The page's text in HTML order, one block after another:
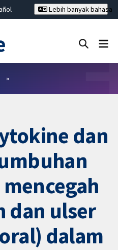
中文
Lebih banyak bahasa
dan
dan ulser
dalam